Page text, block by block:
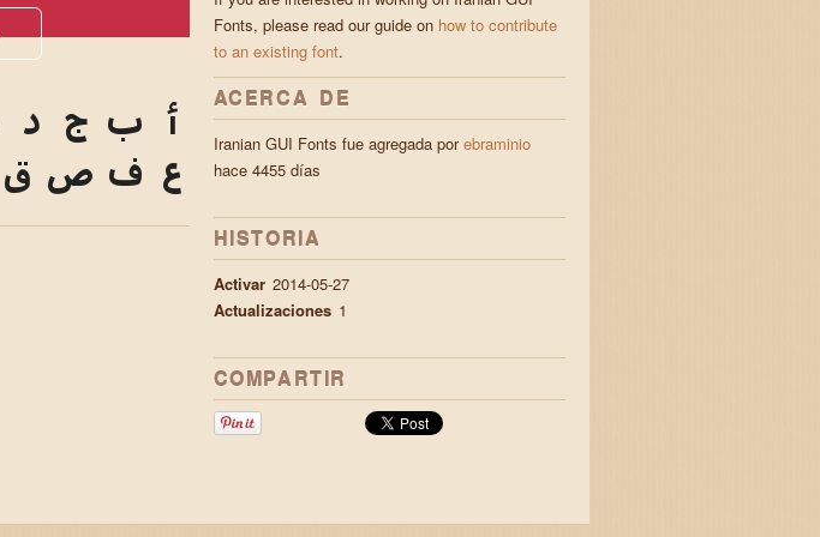
أ ب ج د
ع ف ص ق
Fonts, please read our guide on how to contribute
to an existing font.
ACERCA DE
Iranian GUI Fonts fue agregada porebraminio
hace 4455 días
HISTORIA
Activar 2014-05-27
Actualizaciones 1
COMPARTIR